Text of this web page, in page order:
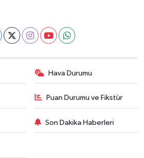
Hava Durumu
Puan Durumu ve Fikstür
Son Dakika Haberleri